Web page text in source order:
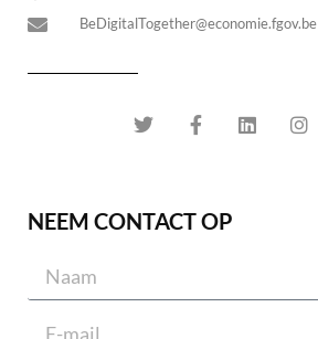
BeDigitalTogether@economie.fgov.be
NEEM CONTACT OP